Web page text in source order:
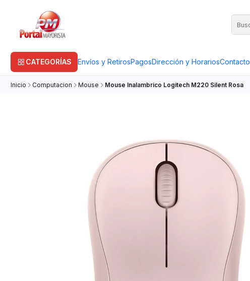
CATEGORÍAS Envíos y RetirosPagosDirección y HorariosContacto
Inicio Computacion Mouse Mouse Inalambrico Logitech M220 Silent Rosa